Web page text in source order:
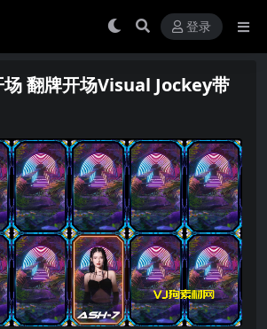
登录
翻牌开场Visual Jockey带